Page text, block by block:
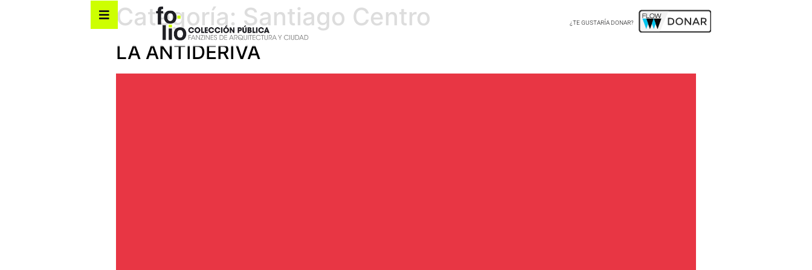
¿TE GUSTARÍA DONAR?
Categoría: Santiago Centro
LA ANTIDERIVA